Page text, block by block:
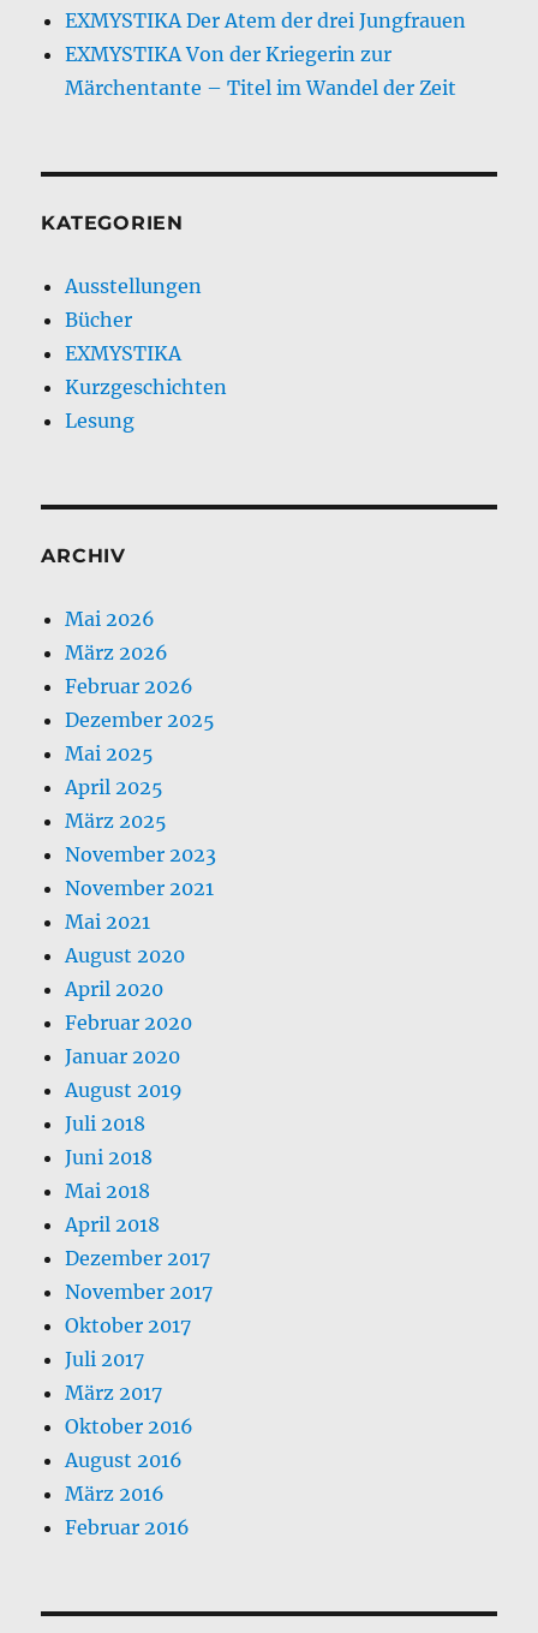
EXMYSTIKA Der Atem der drei Jungfrauen
EXMYSTIKA Von der Kriegerin zur
Märchentante – Titel im Wandel der Zeit
KATEGORIEN
Ausstellungen
Bücher
EXMYSTIKA
Kurzgeschichten
Lesung
ARCHIV
Mai 2026
März 2026
Februar 2026
Dezember 2025
Mai 2025
April 2025
März 2025
November 2023
November 2021
Mai 2021
August 2020
April 2020
Februar 2020
Januar 2020
August 2019
Juli 2018
Juni 2018
Mai 2018
April 2018
Dezember 2017
November 2017
Oktober 2017
Juli 2017
März 2017
Oktober 2016
August 2016
März 2016
Februar 2016